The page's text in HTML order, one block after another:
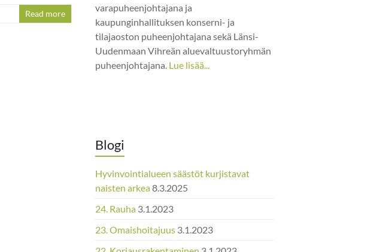
Read more
varapuheenjohtajana ja
kaupunginhallituksen konserni- ja
tilajaoston puheenjohtajana sekä Länsi-
Uudenmaan Vihreän aluevaltuustoryhmän
puheenjohtajana. Lue lisää...
Blogi
Hyvinvointialueen säästöt kurjistavat
naisten arkea8.3.2025
24. Rauha 3.1.2023
23. Omaishoitajuus 3.1.2023